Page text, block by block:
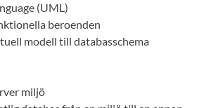
(UML)
beroenden
modell till databasschema
miljö